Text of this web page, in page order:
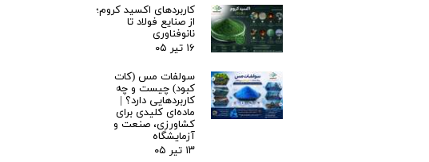
کاربردهای اکسید کروم؛
از صنایع فولاد تا
نانوفناوری
۱۶ تیر ۰۵
سولفات مس (کات
کبود) چیست و چه
کاربردهایی دارد؟ |
ماده‌ای کلیدی برای
کشاورزی، صنعت و
آزمایشگاه
۱۳ تیر ۰۵